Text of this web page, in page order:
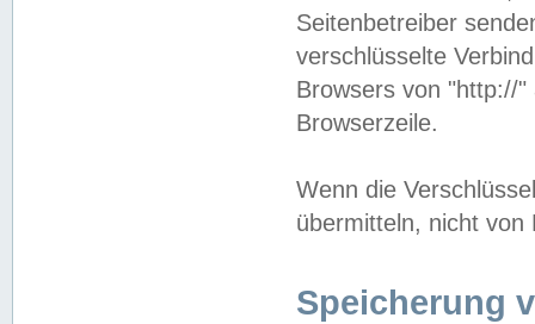
Seitenbetreiber
verschlüsselte
Browsers von "http://
Browserzeile.
Wenn die
übermitteln, nicht von
Speicherung